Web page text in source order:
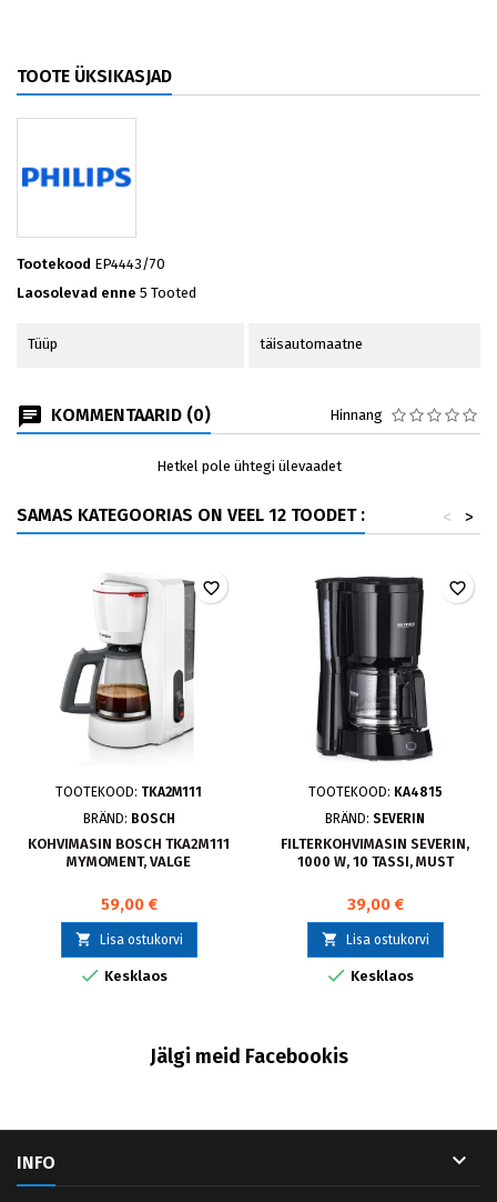
TOOTE ÜKSIKASJAD
Tootekood EP4443/70
Laosolevad enne 5 Tooted
Tüüp täisautomaatne
KOMMENTAARID (0) Hinnang
Hetkel pole ühtegi ülevaadet
SAMAS KATEGOORIAS ON VEEL 12 TOODET : >
<
TOOTEKOOD: TKA2M111
BRÄND: BOSCH
KOHVIMASIN BOSCH TKA2M111
MYMOMENT, VALGE
59,00 €
 Lisa ostukorvi
 Kesklaos
favorite_border
TOOTEKOOD: KA4815
BRÄND: SEVERIN
FILTERKOHVIMASIN SEVERIN,
1000 W, 10 TASSI, MUST
39,00 €
 Lisa ostukorvi
 Kesklaos
favorite_border
Jälgi meid Facebookis
INFO 